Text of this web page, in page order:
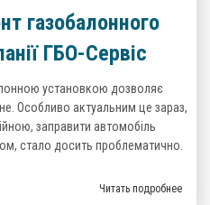
газобалонного
ГБО-Сервіс
установкою дозволяє
Особливо актуальним це зараз,
заправити автомобіль
стало досить проблематично.
Читать подробнее